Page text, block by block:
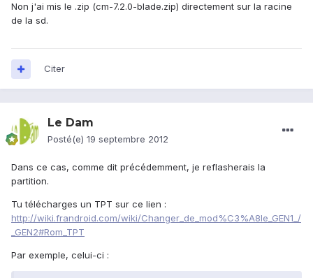
Non j'ai mis le .zip (cm-7.2.0-blade.zip) directement sur la racine
de la sd.
Citer
Le Dam
Posté(e) 19 septembre 2012
Dans ce cas, comme dit précédemment, je reflasherais la
partition.
Tu télécharges un TPT sur ce lien :
http://wiki.frandroid.com/wiki/Changer_de_mod%C3%A8le_GEN1_/
_GEN2#Rom_TPT
Par exemple, celui-ci :